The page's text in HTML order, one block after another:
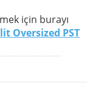
için burayı
Oversized PST